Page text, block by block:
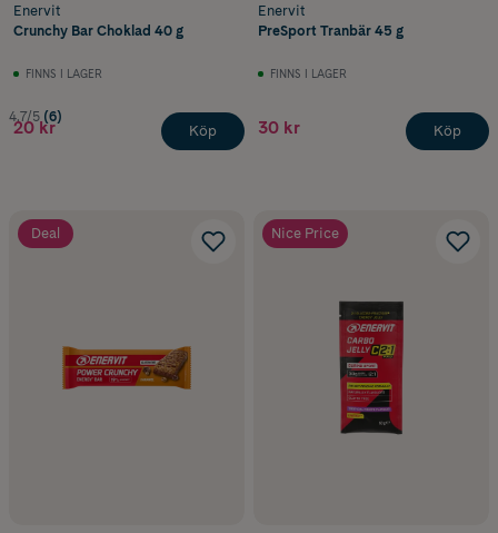
Enervit
Crunchy Bar Choklad 40 g
FINNS I LAGER
4.7/5 (6)
20 kr Köp
Enervit
PreSport Tranbär 45 g
FINNS I LAGER
30 kr Köp
Deal Nice Price